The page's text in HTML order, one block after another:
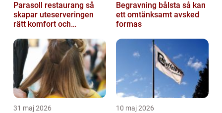
Parasoll restaurang så
skapar uteserveringen
rätt komfort och
Begravning bålsta så kan
ett omtänksamt avsked
formas
31 maj 2026 10 maj 2026